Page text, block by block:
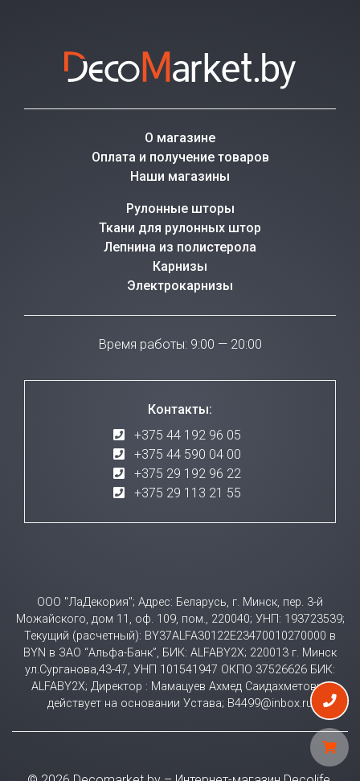
О магазине
Оплата и получение товаров
Наши магазины
Рулонные шторы
Ткани для рулонных штор
Лепнина из полистерола
Карнизы
Электрокарнизы
Время работы: 9:00 — 20:00
Контакты:
+375 44 192 96 05
+375 44 590 04 00
+375 29 192 96 22
+375 29 113 21 55
ООО "ЛаДекория"; Адрес: Беларусь, г. Минск, пер. 3-й
Можайского, дом 11, оф. 109, пом., 220040; УНП: 193723539;
Текущий (расчетный): BY37ALFA30122E23470010270000 в
BYN в ЗАО “Альфа-Банк”, БИК: ALFABY2X; 220013 г. Минск
ул.Сурганова,43-47, УНП 101541947 ОКПО 37526626 БИК:
ALFABY2X; Директор : Мамацуев Ахмед Саидахметович
действует на основании Устава; B4499@inbox.ru